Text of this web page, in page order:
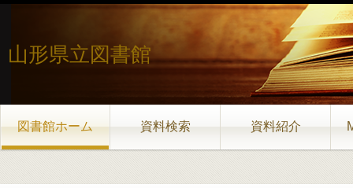
山形県立図書館
図書館ホーム 資料検索 資料紹介